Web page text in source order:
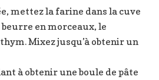
mettez la farine dans la cuve
en morceaux, le
Mixez jusqu’à obtenir un
à obtenir une boule de pâte